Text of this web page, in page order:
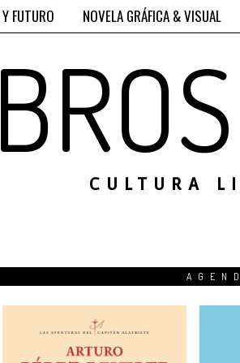
FUTURO NOVELA GRÁFICA & VISUAL
CULTURA